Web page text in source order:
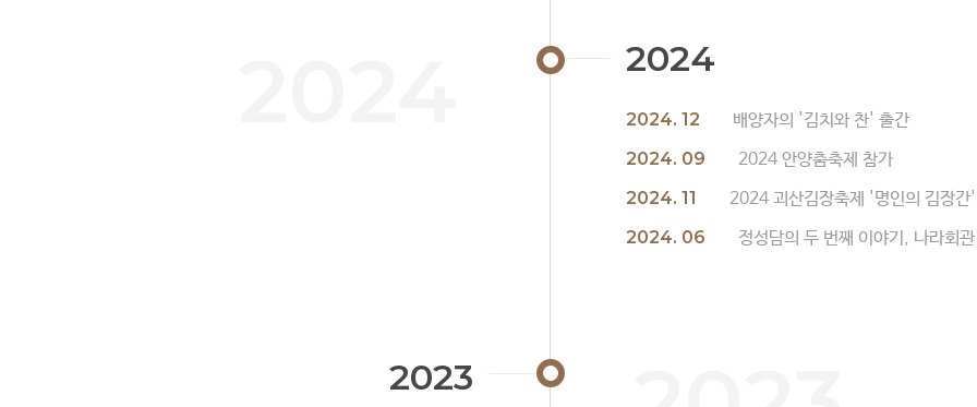
2024
2024. 12
배양자의 '김치와 찬' 출간
2024. 09
2024 안양춤축제 참가
2024. 11
2024 괴산김장축제 '명인의 김장간
2024. 06
정성담의 두 번째 이야기, 나라회
2023